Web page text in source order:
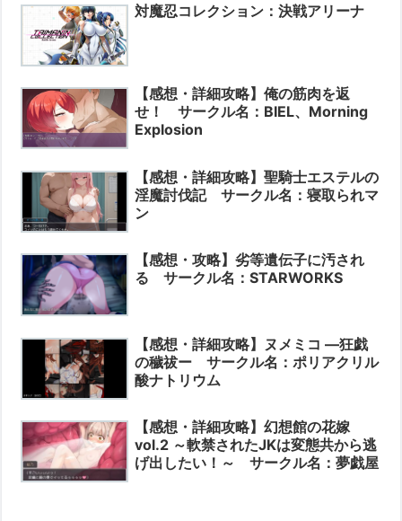
対魔忍コレクション：決戦アリーナ
【感想・詳細攻略】俺の筋肉を返
せ！ サークル名：BIEL、Morning
Explosion
【感想・詳細攻略】聖騎士エステルの
淫魔討伐記 サークル名：寝取られマ
ン
【感想・攻略】劣等遺伝子に汚され
る サークル名：STARWORKS
【感想・詳細攻略】ヌメミコ ―狂戯
の穢祓ー サークル名：ポリアクリル
酸ナトリウム
【感想・詳細攻略】幻想館の花嫁
vol.2 ～軟禁されたJKは変態共から逃
げ出したい！～ サークル名：夢戯屋